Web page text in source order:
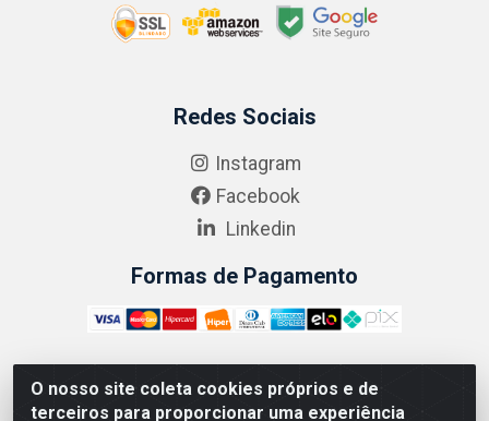
O nosso site coleta cookies próprios e de
terceiros para proporcionar uma experiência
Redes Sociais
Instagram
Facebook
Linkedin
Formas de Pagamento
ABRASEG COMÉRCIO ATACADISTA LTDA - CNPJ: